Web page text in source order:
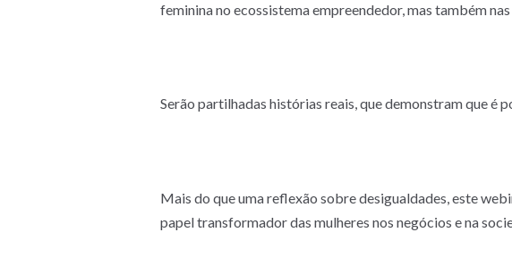
feminina no ecossistema empreendedor, mas também
Serão partilhadas histórias reais, que demonstram que é
Mais do que uma reflexão sobre desigualdades, este
papel transformador das mulheres nos negócios e na